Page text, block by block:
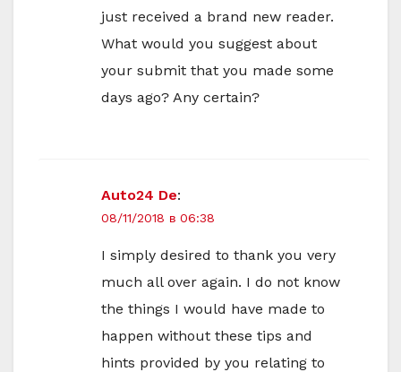
just received a brand new reader.
What would you suggest about
your submit that you made some
days ago? Any certain?
Auto24 De:
08/11/2018 в 06:38
I simply desired to thank you very
much all over again. I do not know
the things I would have made to
happen without these tips and
hints provided by you relating to